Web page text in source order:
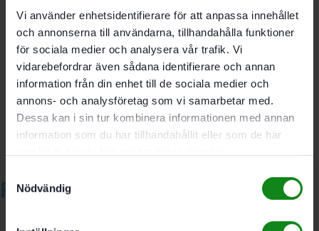
Vi använder enhetsidentifierare för att anpassa innehållet
och annonserna till användarna, tillhandahålla funktioner
för sociala medier och analysera vår trafik. Vi
vidarebefordrar även sådana identifierare och annan
information från din enhet till de sociala medier och
annons- och analysföretag som vi samarbetar med.
Dessa kan i sin tur kombinera informationen med annan
information som du har tillhandahållit eller som de har
Nödvändig
Det finns inga recensioner än.
Bli först med att recensera ”Festool Metallborr D8 HSS
CE/3”
Du måste varainloggadför att skriva en recension.
Relaterade produkter